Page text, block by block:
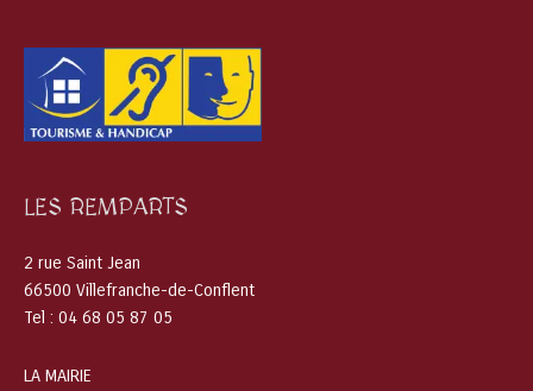
LES REMPARTS
2 rue Saint Jean
66500 Villefranche-de-Conflent
Tel : 04 68 05 87 05
LA MAIRIE